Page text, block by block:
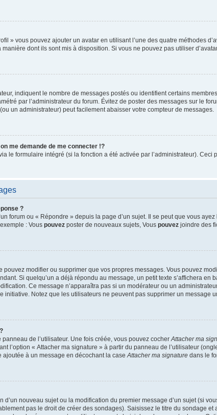
» vous pouvez ajouter un avatar en utilisant l’une des quatre méthodes
dont ils sont mis à disposition. Si vous ne pouvez pas utiliser
indiquent le nombre de messages postés ou identifient certains
par l’administrateur du forum. Évitez de poster des messages sur le
un administrateur) peut facilement abaisser votre compteur de messages.
me demande de me connecter !?
le formulaire intégré (si la fonction a été activée par l’administrateur).
?
forum ou « Répondre » depuis la page d’un sujet. Il se peut que vous
: Vous pouvez poster de nouveaux sujets, Vous pouvez joindre des
pouvez modifier ou supprimer que vos propres messages. Vous pouvez
Si quelqu’un a déjà répondu au message, un petit texte s’affichera en
Ce message n’apparaîtra pas si un modérateur ou un
initiative. Notez que les utilisateurs ne peuvent pas supprimer un message
de l’utilisateur. Une fois créée, vous pouvez cocherAttacher ma
l’option « Attacher ma signature » à partir du panneau de l’utilisateur
ajoutée à un message en décochant la caseAttacher ma signature dans le
nouveau sujet ou la modification du premier message d’un sujet (si
pas le droit de créer des sondages). Saisissez le titre du sondage